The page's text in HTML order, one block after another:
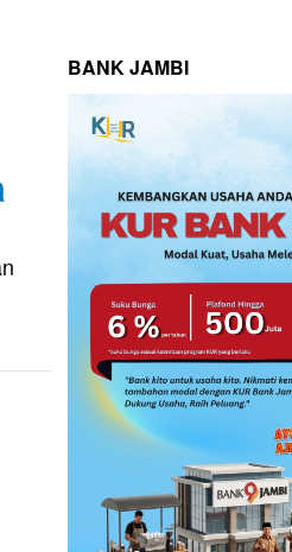
BANK JAMBI